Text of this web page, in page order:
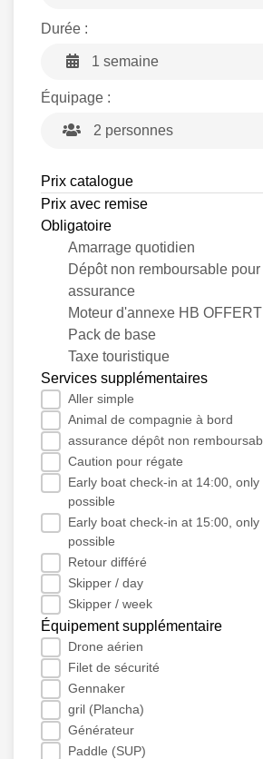
Durée :
1 semaine
Équipage :
2 personnes
Prix ​​catalogue
Prix ​​avec remise
Obligatoire
Amarrage quotidien
Dépôt non remboursable pour
assurance
Moteur d'annexe HB OFFERT
Pack de base
Taxe touristique
Services supplémentaires
Aller simple
Animal de compagnie à bord
assurance dépôt non
Caution pour régate
Early boat check-in at 14:00, only
possible
Early boat check-in at 15:00, only
possible
Retour différé
Skipper / day
Skipper / week
Équipement supplémentaire
Drone aérien
Filet de sécurité
Gennaker
gril (Plancha)
Générateur
Paddle (SUP)